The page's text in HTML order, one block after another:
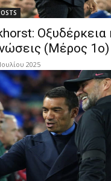
Οξυδέρκεια
(Μέρος 1ο)
2025